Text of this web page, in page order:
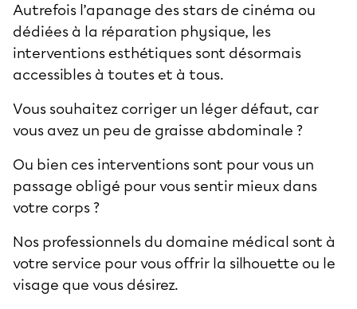
Autrefois l’apanage des stars de cinéma ou
dédiées à la réparation physique, les
interventions esthétiques sont désormais
accessibles à toutes et à tous.
Vous souhaitez corriger un léger défaut, car
vous avez un peu de graisse abdominale ?
Ou bien ces interventions sont pour vous un
passage obligé pour vous sentir mieux dans
votre corps ?
Nos professionnels du domaine médical sont à
votre service pour vous offrir la silhouette ou le
visage que vous désirez.